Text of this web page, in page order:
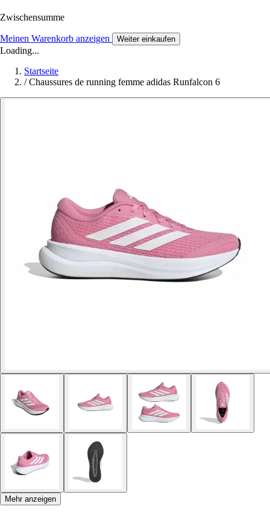
Zwischensumme
Meinen Warenkorb anzeigen Weiter einkaufen
Loading...
Startseite
/ Chaussures de running femme adidas Runfalcon 6
Mehr anzeigen